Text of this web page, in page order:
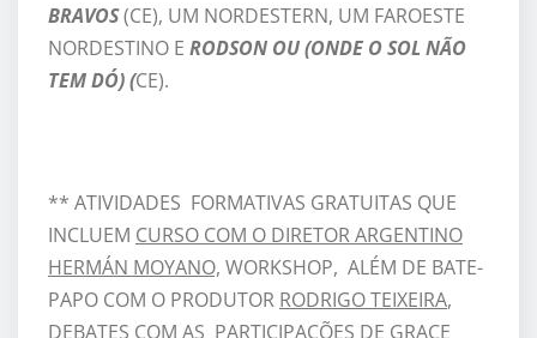
BRAVOS(CE), UM NORDESTERN, UM FAROESTE
NORDESTINO E RODSON OU (ONDE O SOL NÃO
TEM DÓ) (CE).
** ATIVIDADES FORMATIVAS GRATUITAS QUE
INCLUEM CURSO COM O DIRETOR ARGENTINO
HERMÁN MOYANO, WORKSHOP, ALÉM DE BATE-
PAPO COM O PRODUTOR RODRIGO TEIXEIRA,
DEBATES COM AS PARTICIPAÇÕES DE GRACE